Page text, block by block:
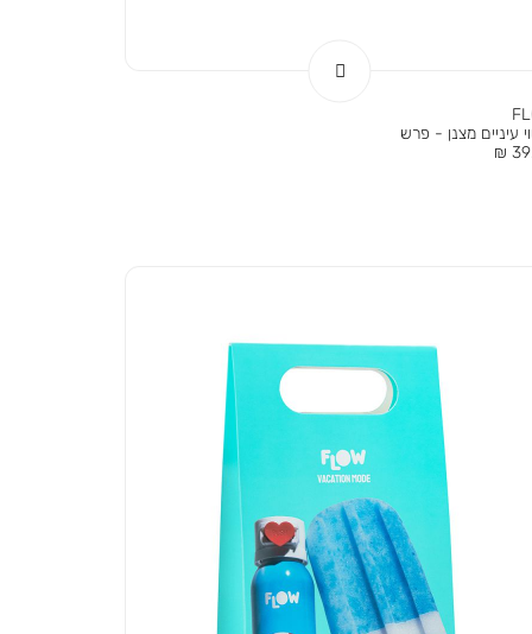
עיניים מצנן - פרש